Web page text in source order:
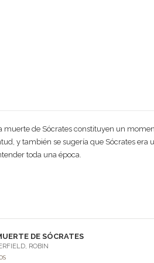
muerte de Sócrates constituyen un
y también se sugería que Sócrates era
toda una época.
DE SÓCRATES
ROBIN